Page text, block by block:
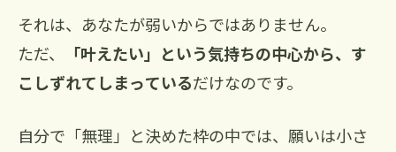
それは、あなたが弱いからではありません。
ただ、
「叶えたい」という気持ちの中心から、す
こしずれてしまっているだけなのです。
自分で「無理」と決めた枠の中では、願いは小さ